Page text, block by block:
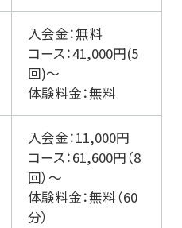
入会金：無料
コース：41,000円(5
回)～
体験料金：無料
入会金：11,000円
コース：61,600円（8
回）～
体験料金：無料（60
分）